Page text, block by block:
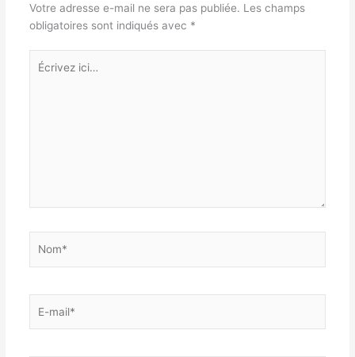
Votre adresse e-mail ne sera pas publiée. Les champs
obligatoires sont indiqués avec *
Écrivez
ici…
mail*